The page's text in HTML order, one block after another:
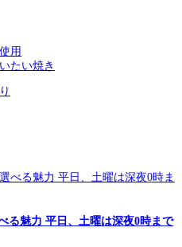
用
たい焼き
る魅力 平日、土曜は深夜0時まで